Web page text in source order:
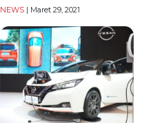
NEWS | Maret 29, 2021